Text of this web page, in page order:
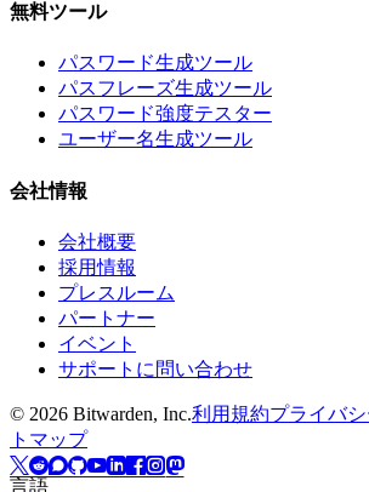
無料ツール
パスワード生成ツール
パスフレーズ生成ツール
パスワード強度テスター
ユーザー名生成ツール
会社情報
会社概要
採用情報
プレスルーム
パートナー
イベント
サポートに問い合わせ
© 2026 Bitwarden, Inc.利用規約プライバ
トマップ
言語